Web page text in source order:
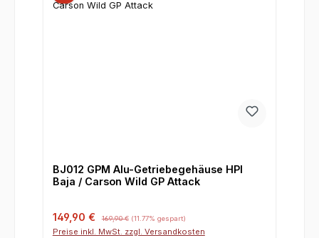
BJ012 GPM Alu-Getriebegehäuse HPI
Baja / Carson Wild GP Attack
Verkaufspreis:
149,90 € Regulärer Preis:
169,90 € (11.77% gespart)
Preise inkl. MwSt. zzgl. Versandkosten